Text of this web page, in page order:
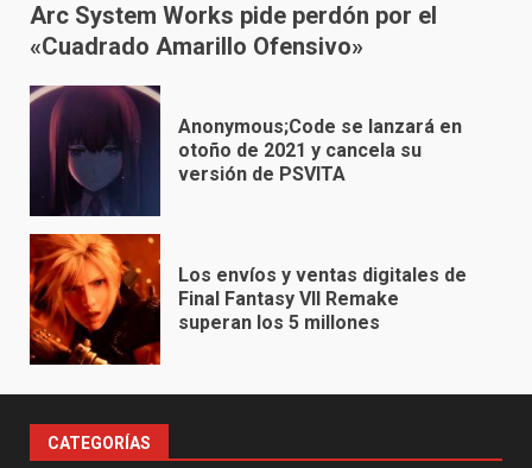
Arc System Works pide perdón por el
«Cuadrado Amarillo Ofensivo»
Anonymous;Code se lanzará en
otoño de 2021 y cancela su
versión de PSVITA
Los envíos y ventas digitales de
Final Fantasy VII Remake
superan los 5 millones
CATEGORÍAS